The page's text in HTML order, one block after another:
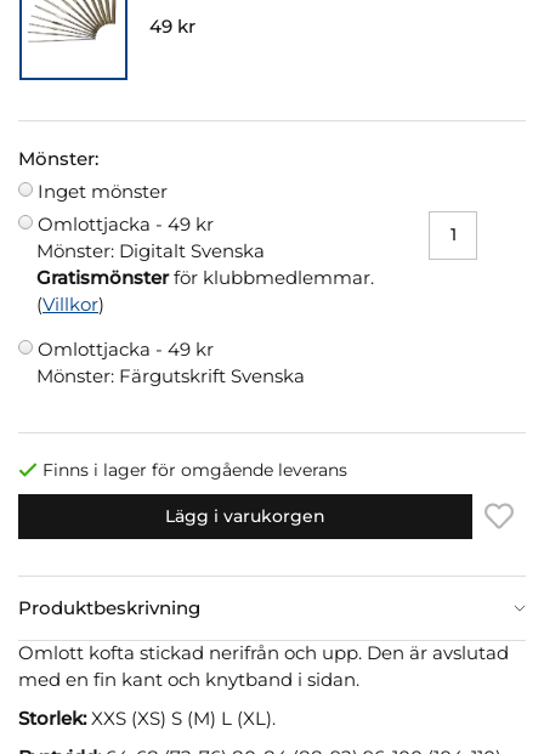
49 kr
Mönster:
Inget mönster
Omlottjacka - 49 kr
Mönster: Digitalt Svenska
Gratismönsterför klubbmedlemmar.
(Villkor)
Omlottjacka - 49 kr
Mönster: Färgutskrift Svenska
Finns i lager för omgående leverans
Lägg i varukorgen
Produktbeskrivning
Omlott kofta stickad nerifrån och upp. Den är avslutad
med en fin kant och knytband i sidan.
Storlek:XXS (XS) S (M) L (XL).